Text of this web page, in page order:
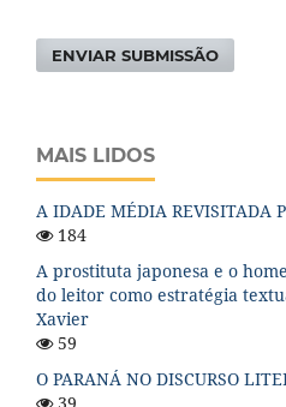
ENVIAR SUBMISSÃO
MAIS LIDOS
A IDADE MÉDIA REVISITADA
184
A prostituta japonesa e o
do leitor como estratégia
Xavier
59
O PARANÁ NO DISCURSO